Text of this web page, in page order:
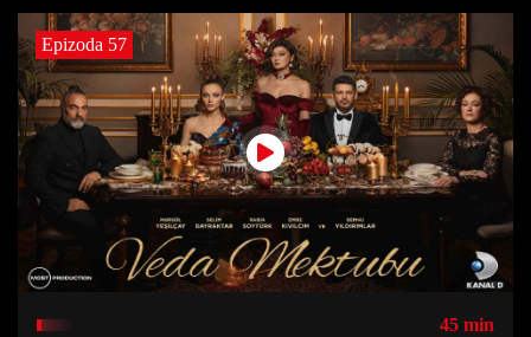
Epizoda 57
45 min